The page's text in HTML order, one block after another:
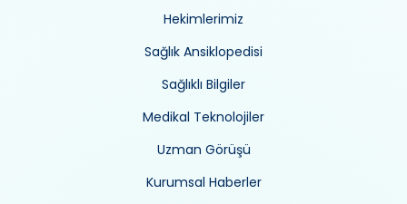
Hekimlerimiz
Sağlık Ansiklopedisi
Sağlıklı Bilgiler
Medikal Teknolojiler
Uzman Görüşü
Kurumsal Haberler